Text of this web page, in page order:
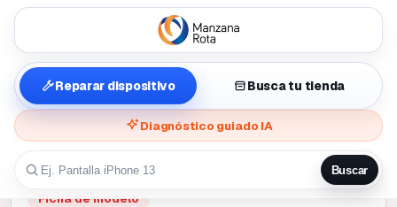
Reparar dispositivo Busca tu tienda
Diagnóstico guiado IA
Buscar
Ficha de modelo